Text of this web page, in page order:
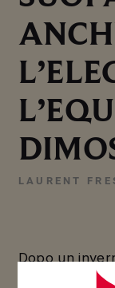
LAURENT
Dopo un
la primavera